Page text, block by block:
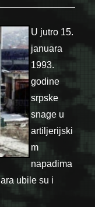
U jutro 15.
januara
1993.
godine
srpske
snage u
artiljerijski
m
napadima
ubile su i